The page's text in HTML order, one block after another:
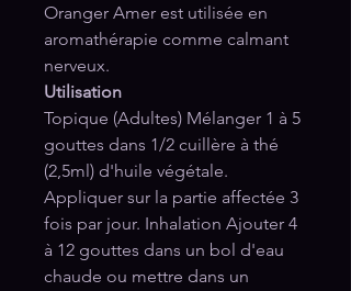
Oranger Amer est utilisée en
aromathérapie comme calmant
nerveux.
Utilisation
Topique (Adultes) Mélanger 1 à 5
gouttes dans 1/2 cuillère à thé
(2,5ml) d'huile végétale.
Appliquer sur la partie affectée 3
fois par jour. Inhalation Ajouter 4
à 12 gouttes dans un bol d'eau
chaude ou mettre dans un